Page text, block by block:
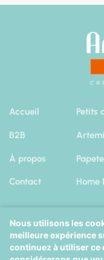
Accueil
B2B
À propos
Contact
Petits
Home
Artemio 2019
Nous utilisons les
meilleure expérience
continuez à utiliser ce